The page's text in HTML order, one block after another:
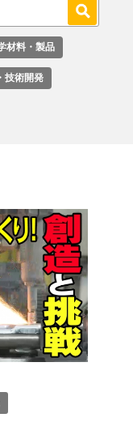
材料・製品
技術開発